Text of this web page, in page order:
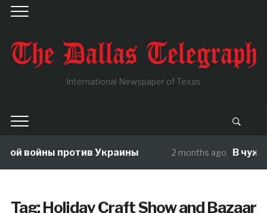
International Newspaper of Texas
войны против Украины 2 months ago В чужой
Tag:Holiday Craft Show and Bazaar